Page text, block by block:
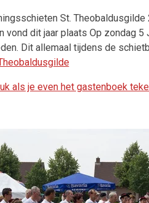
St.
vond dit jaar plaats Op zondag
Dit allemaal tijdens de
als je even het gastenboek